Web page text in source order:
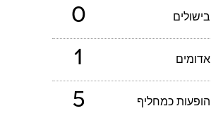
בישולים 0
אדומים 1
הופעות כמחליף 5